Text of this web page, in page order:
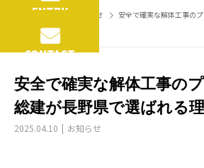
ENTRY
CONTACT
お知らせ
安全で確実な解体工事の
ばれる理由
安全で確実な解体工事の
総建が長野県で選ばれる
2025.04.10 お知らせ